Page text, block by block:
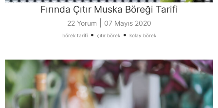
Fırında Çıtır Muska Böreği Tarifi
22 Yorum 07 Mayıs 2020
börek tarifi• çıtır börek• kolay börek